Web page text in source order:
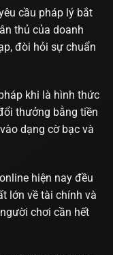
cầu pháp lý bắt
thủ của doanh
đòi hỏi sự chuẩn
khi là hình thức
thưởng bằng tiền
dạng cờ bạc và
hiện nay đều
lớn về tài chính và
chơi cần hết